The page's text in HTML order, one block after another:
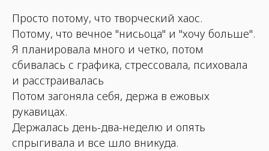
Просто потому, что творческий хаос.
Потому, что вечное "нисьоца" и "хочу больше".
Я планировала много и четко, потом
сбивалась с графика, стрессовала, психовала
и расстраивалась
Потом загоняла себя, держа в ежовых
рукавицах.
Держалась день-два-неделю и опять
спрыгивала и все шло вникуда.